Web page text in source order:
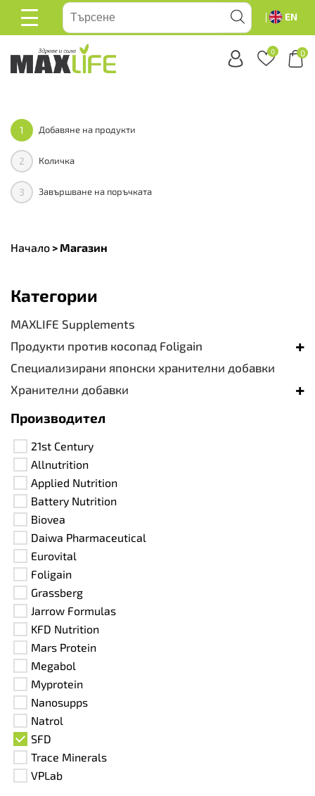
ОСНОВНО
EN
0 0
1 Добавяне на продукти
2 Количка
3 Завършване на поръчката
Начало > Магазин
Категории
MAXLIFE Supplements
Продукти против косопад Foligain
+
Специализирани японски хранителни добавки
Хранителни добавки
+
Производител
21st Century
Allnutrition
Applied Nutrition
Battery Nutrition
Biovea
Daiwa Pharmaceutical
Eurovital
Foligain
Grassberg
Jarrow Formulas
KFD Nutrition
Mars Protein
Megabol
Myprotein
Nanosupps
Natrol
SFD
Trace Minerals
VPLab